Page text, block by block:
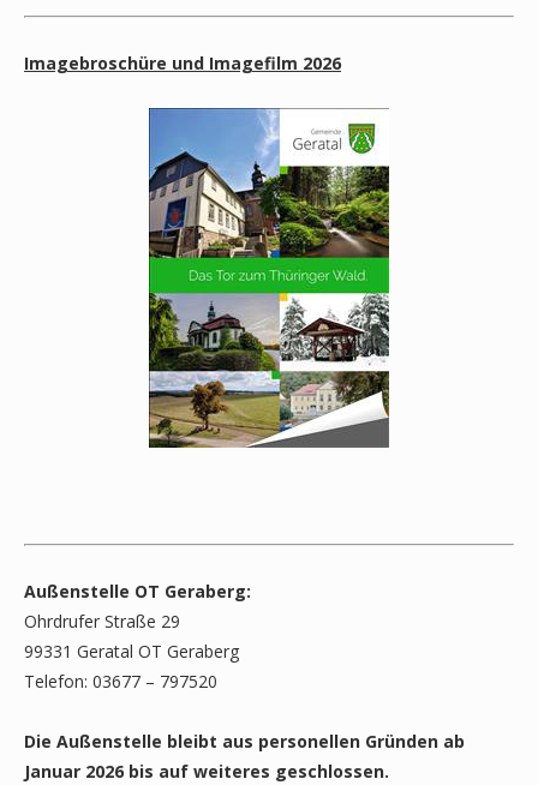
Imagebroschüre und Imagefilm 2026
Außenstelle OT Geraberg:
Ohrdrufer Straße 29
99331 Geratal OT Geraberg
Telefon: 03677 – 797520
Die Außenstelle bleibt aus personellen Gründen ab
Januar 2026 bis auf weiteres geschlossen.